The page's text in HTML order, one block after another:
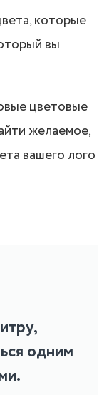
которые
вы
цветовые
желаемое,
вашего лого
одним